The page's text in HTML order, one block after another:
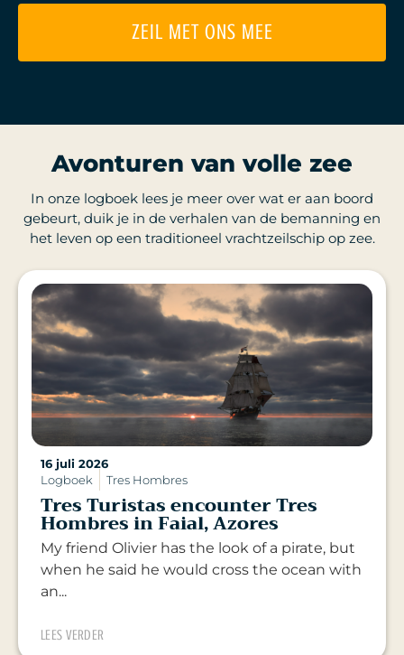
ZEIL MET ONS MEE
Avonturen van volle zee
In onze logboek lees je meer over wat er aan boord
gebeurt, duik je in de verhalen van de bemanning en
het leven op een traditioneel vrachtzeilschip op zee.
16 juli 2026
Logboek
Tres Hombres
Tres Turistas encounter Tres
Hombres in Faial, Azores
My friend Olivier has the look of a pirate, but
when he said he would cross the ocean with
an...
LEES VERDER